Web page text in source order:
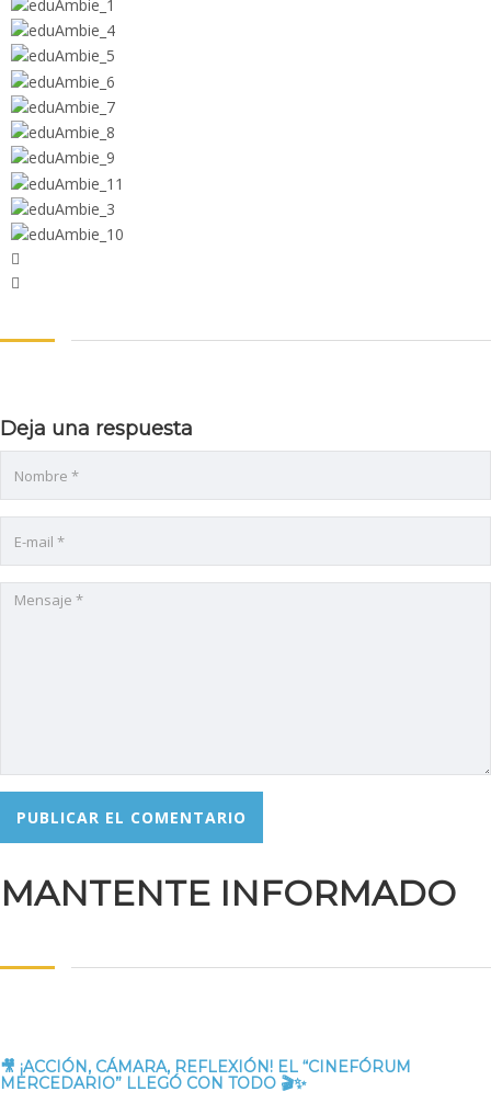
Deja una respuesta
MANTENTE INFORMADO
🎥 ¡ACCIÓN, CÁMARA, REFLEXIÓN! EL “CINEFÓRUM
MERCEDARIO” LLEGÓ CON TODO 🎬✨